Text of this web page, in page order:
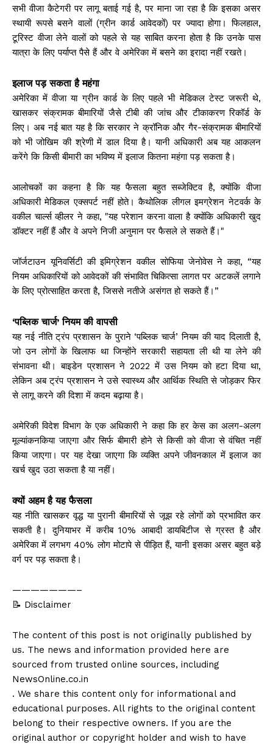
सभी वीजा कैटेगरी पर लागू बताई गई है, पर माना जा रहा है कि इसका असर
स्थायी रूपसे बसने वालों (ग्रीन कार्ड आवेदकों) पर ज्यादा होगा। फिलहाल,
टूरिस्ट वीजा लेने वालों को पहले से यह साबित करना होता है कि उनके पास
यात्रा के लिए पर्याप्त पैसे हैं और वे अमेरिका में बसने का इरादा नहीं रखते।
इलाज पड़ सकता है महंगा
अमेरिका में वीजा या ग्रीन कार्ड के लिए पहले भी मेडिकल टेस्ट जरूरी थे,
खासकर संक्रामक बीमारियों जैसे टीबी की जांच और टीकाकरण रिकॉर्ड के
लिए। अब नई बात यह है कि सरकार ने क्रॉनिक और गैर-संक्रामक बीमारियों
को भी जोखिम की श्रेणी में डाल दिया है। यानी अधिकारी अब यह आकलन
करेंगे कि किसी बीमारी का भविष्य में इलाज कितना महंगा पड़ सकता है।
आलोचकों का कहना है कि यह फैसला बहुत सब्जेक्टिव है, क्योंकि वीजा
अधिकारी मेडिकल एक्सपर्ट नहीं होते। कैथोलिक लीगल इमग्रेशन नेटवर्क के
वकील चार्ल्स व्हीलर ने कहा, "यह परेशान करना वाला है क्योंकि अधिकारी खुद
डॉक्टर नहीं हैं और वे अपने निजी अनुमान पर फैसले ले सकते हैं।"
जॉर्जटाउन यूनिवर्सिटी की इमिग्रेशन वकील सोफिया जेनोवेस ने कहा, “यह
नियम अधिकारियों को आवेदकों की संभावित चिकित्सा लागत पर अटकलें लगाने
के लिए प्रोत्साहित करता है, जिससे नतीजे असंगत हो सकते हैं।”
‘पब्लिक चार्ज’ नियम की वापसी
यह नई नीति ट्रंप प्रशासन के पुराने ‘पब्लिक चार्ज’ नियम की याद दिलाती है,
जो उन लोगों के खिलाफ था जिन्होंने सरकारी सहायता ली थी या लेने की
संभावना थी। बाइडेन प्रशासन ने 2022 में उस नियम को हटा दिया था,
लेकिन अब ट्रंप प्रशासन ने उसे स्वास्थ्य और आर्थिक स्थिति से जोड़कर फिर
से लागू करने की दिशा में कदम बढ़ाया है।
अमेरिकी विदेश विभाग के एक अधिकारी ने कहा कि हर केस का अलग-अलग
मूल्यांकनकिया जाएगा और सिर्फ बीमारी होने से किसी को वीजा से वंचित नहीं
किया जाएगा। पर यह देखा जाएगा कि व्यक्ति अपने जीवनकाल में इलाज का
खर्च खुद उठा सकता है या नहीं।
क्यों अहम है यह फैसला
यह नीति खासकर वृद्ध या पुरानी बीमारियों से जूझ रहे लोगों को प्रभावित कर
सकती है। दुनियाभर में करीब 10% आबादी डायबिटीज से ग्रस्त है और
अमेरिका में लगभग 40% लोग मोटापे से पीड़ित हैं, यानी इसका असर बहुत बड़े
वर्ग पर पड़ सकता है।
———————–
📝 Disclaimer
The content of this post is not originally published by
us. The news and information provided here are
sourced from trusted online sources, including
NewsOnline.co.in
. We share this content only for informational and
educational purposes. All rights to the original content
belong to their respective owners. If you are the
original author or copyright holder and wish to have